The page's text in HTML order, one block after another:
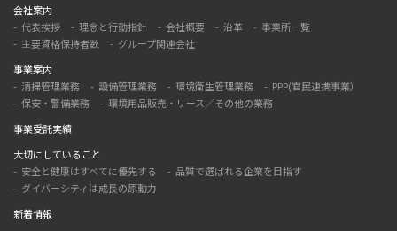
会社案内
代表挨拶
理念と行動指針 会社概要 沿革
事業所一覧
主要資格保持者数
グループ関連会社
事業案内
清掃管理業務
設備管理業務 環境衛生管理業務
PPP(官民連携事業）
保安・警備業務
環境用品販売・リース／その他の業務
事業受託実績
大切にしていること
安全と健康はすべてに優先する
品質で選ばれる企業を目指す
ダイバーシティは成長の原動力
新着情報